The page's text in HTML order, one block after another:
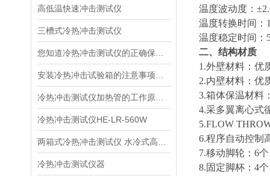
高低温快速冲击测试仪
三槽式冷热冲击测试仪
冷热冲击测试仪HE-LR-560W
冷热冲击测试仪器
温度波动度： ±
温度转换时间：
温度稳定时间：
二、结构材质
1.外壁材料：优
2.内壁材料：优
3.箱体保温材料
4.采多翼离心式
5.FLOW
6.程序自动控制
7.移动脚轮：6个
8.固定脚杯：4